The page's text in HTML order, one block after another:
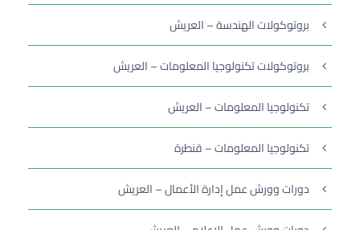
بروتوكولات الهندسة – العريش
بروتوكولات تكنولوجيا المعلومات – العريش
تكنولوجيا المعلومات – العريش
تكنولوجيا المعلومات – قنطرة
دورات وورش عمل إدارة الأعمال – العريش